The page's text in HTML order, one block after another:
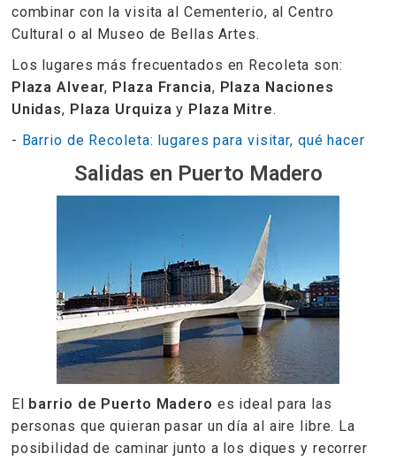
combinar con la visita al Cementerio, al Centro
Cultural o al Museo de Bellas Artes.
Los lugares más frecuentados en Recoleta son:
Plaza Alvear, Plaza Francia, Plaza Naciones
Unidas, Plaza Urquiza y Plaza Mitre.
- Barrio de Recoleta: lugares para visitar, qué hacer
Salidas en Puerto Madero
El barrio de Puerto Madero es ideal para las
personas que quieran pasar un día al aire libre. La
posibilidad de caminar junto a los diques y recorrer